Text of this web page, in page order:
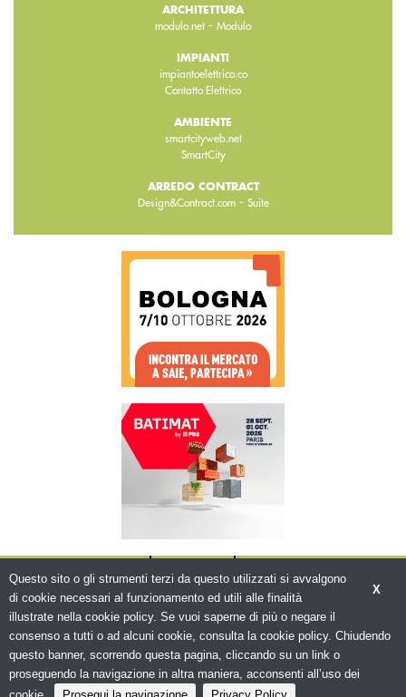
ARCHITETTURA
modulo.net - Modulo
IMPIANTI
impiantoelettrico.co
Contatto Elettrico
AMBIENTE
smartcityweb.net
SmartCity
ARREDO CONTRACT
Design&Contract.com- Suite
© Copyright 2026. Edilizia in Rete - N.ro
Iscrizione ROC 5836 -Privacy policy
X
Questo sito o gli strumenti terzi da questo utilizzati si avvalgono
di cookie necessari al funzionamento ed utili alle finalità
illustrate nella cookie policy. Se vuoi saperne di più o negare il
consenso a tutti o ad alcuni cookie, consulta la cookie policy. Chiudendo
questo banner, scorrendo questa pagina, cliccando su un link o
proseguendo la navigazione in altra maniera, acconsenti all’uso dei